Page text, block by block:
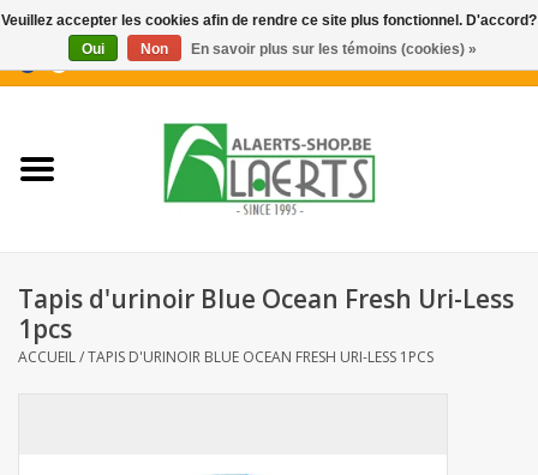
0 Articles - €0,00
Nouveautés
Biscuits pour le café
Tapis d'urinoir Blue Ocean Fresh Uri-Less
1pcs
ACCUEIL/TAPIS D'URINOIR BLUE OCEAN FRESH URI-LESS 1PCS
Veuillez accepter les cookies afin de rendre ce site plus fonctionnel. D'accord?
Oui
Non En savoir plus sur les témoins (cookies) »